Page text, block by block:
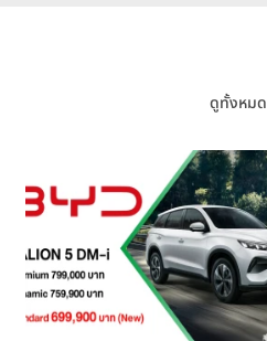
ดูทั้งหมด